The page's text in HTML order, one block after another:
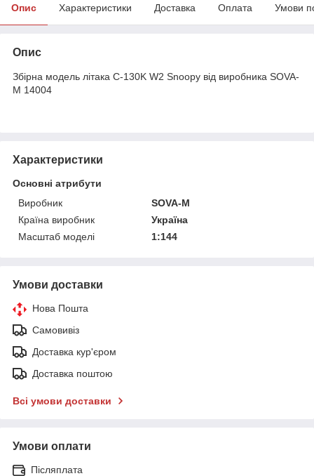
Опис Характеристики Доставка Оплата Умови
Опис
Збірна модель літака C-130K W2 Snoopy від виробника SOVA-
M 14004
Характеристики
Основні атрибути
Виробник
SOVA-M
Країна виробник
Україна
Масштаб моделі
1:144
Умови доставки
Нова Пошта
Самовивіз
Доставка кур'єром
Доставка поштою
Всі умови доставки
Умови оплати
Післяплата